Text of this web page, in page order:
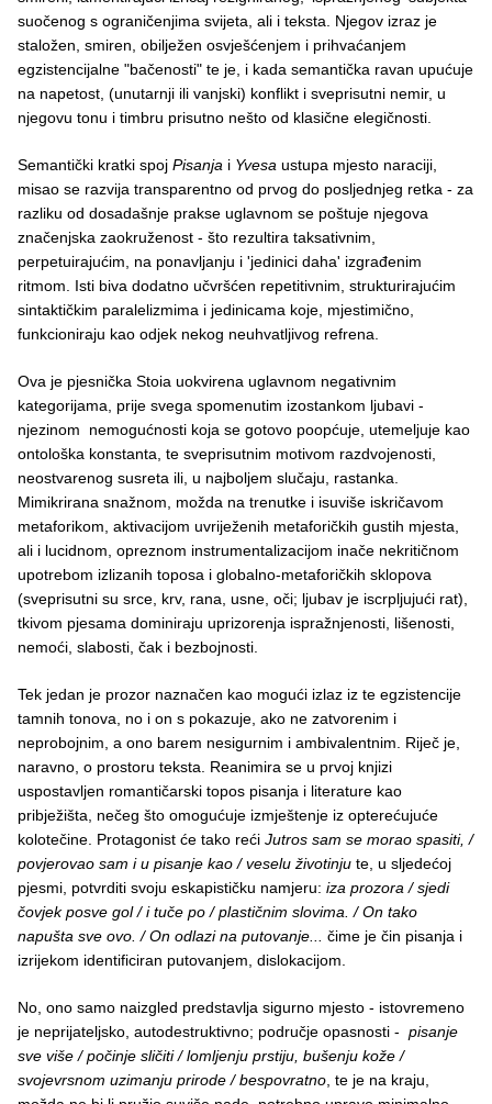
suočenog s ograničenjima svijeta, ali i teksta. Njegov izraz je
staložen, smiren, obilježen osvješćenjem i prihvaćanjem
egzistencijalne "bačenosti" te je, i kada semantička ravan upućuje
na napetost, (unutarnji ili vanjski) konflikt i sveprisutni nemir, u
njegovu tonu i timbru prisutno nešto od klasične elegičnosti.
Semantički kratki spoj Pisanja i Yvesa ustupa mjesto naraciji,
misao se razvija transparentno od prvog do posljednjeg retka - za
razliku od dosadašnje prakse uglavnom se poštuje njegova
značenjska zaokruženost - što rezultira taksativnim,
perpetuirajućim, na ponavljanju i 'jedinici daha' izgrađenim
ritmom. Isti biva dodatno učvršćen repetitivnim, strukturirajućim
sintaktičkim paralelizmima i jedinicama koje, mjestimično,
funkcioniraju kao odjek nekog neuhvatljivog refrena.
Ova je pjesnička Stoia uokvirena uglavnom negativnim
kategorijama, prije svega spomenutim izostankom ljubavi -
njezinom nemogućnosti koja se gotovo poopćuje, utemeljuje kao
ontološka konstanta, te sveprisutnim motivom razdvojenosti,
neostvarenog susreta ili, u najboljem slučaju, rastanka.
Mimikrirana snažnom, možda na trenutke i isuviše iskričavom
metaforikom, aktivacijom uvriježenih metaforičkih gustih mjesta,
ali i lucidnom, opreznom instrumentalizacijom inače nekritičnom
upotrebom izlizanih toposa i globalno-metaforičkih sklopova
(sveprisutni su srce, krv, rana, usne, oči; ljubav je iscrpljujući rat),
tkivom pjesama dominiraju uprizorenja ispražnjenosti, lišenosti,
nemoći, slabosti, čak i bezbojnosti.
Tek jedan je prozor naznačen kao mogući izlaz iz te egzistencije
tamnih tonova, no i on s pokazuje, ako ne zatvorenim i
neprobojnim, a ono barem nesigurnim i ambivalentnim. Riječ je,
naravno, o prostoru teksta. Reanimira se u prvoj knjizi
uspostavljen romantičarski topos pisanja i literature kao
pribježišta, nečeg što omogućuje izmještenje iz opterećujuće
kolotečine. Protagonist će tako reći Jutros sam se morao spasiti, /
povjerovao sam i u pisanje kao / veselu životinju te, u sljedećoj
pjesmi, potvrditi svoju eskapističku namjeru: iza prozora / sjedi
čovjek posve gol / i tuče po / plastičnim slovima. / On tako
napušta sve ovo. / On odlazi na putovanje... čime je čin pisanja i
izrijekom identificiran putovanjem, dislokacijom.
No, ono samo naizgled predstavlja sigurno mjesto - istovremeno
je neprijateljsko, autodestruktivno; područje opasnosti - pisanje
sve više / počinje sličiti / lomljenju prstiju, bušenju kože /
svojevrsnom uzimanju prirode / bespovratno , te je na kraju,